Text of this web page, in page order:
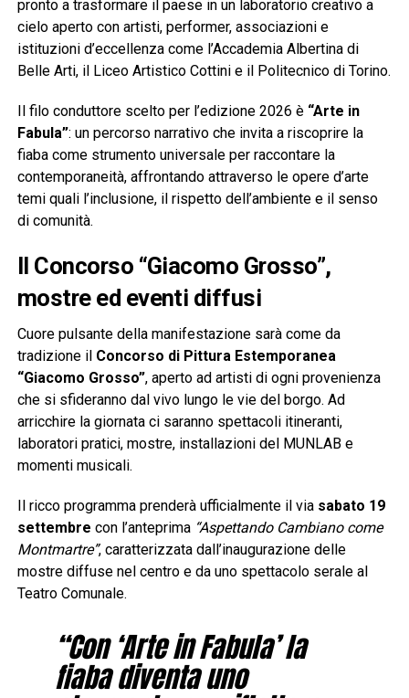
pronto a trasformare il paese in un laboratorio creativo a
cielo aperto con artisti, performer, associazioni e
istituzioni d’eccellenza come l’Accademia Albertina di
Belle Arti, il Liceo Artistico Cottini e il Politecnico di Torino.
Il filo conduttore scelto per l’edizione 2026 è “Arte in
Fabula”: un percorso narrativo che invita a riscoprire la
fiaba come strumento universale per raccontare la
contemporaneità, affrontando attraverso le opere d’arte
temi quali l’inclusione, il rispetto dell’ambiente e il senso
di comunità.
Il Concorso “Giacomo Grosso”,
mostre ed eventi diffusi
Cuore pulsante della manifestazione sarà come da
tradizione il Concorso di Pittura Estemporanea
“Giacomo Grosso”, aperto ad artisti di ogni provenienza
che si sfideranno dal vivo lungo le vie del borgo. Ad
arricchire la giornata ci saranno spettacoli itineranti,
laboratori pratici, mostre, installazioni del MUNLAB e
momenti musicali.
Il ricco programma prenderà ufficialmente il via sabato 19
settembre con l’anteprima “Aspettando Cambiano come
Montmartre”, caratterizzata dall’inaugurazione delle
mostre diffuse nel centro e da uno spettacolo serale al
Teatro Comunale.
“Con ‘Arte in Fabula’ la
fiaba diventa uno